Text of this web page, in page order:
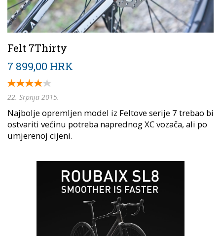
Felt 7Thirty
7 899,00 HRK
22. Srpnja 2015.
Najbolje opremljen model iz Feltove serije 7 trebao bi
ostvariti većinu potreba naprednog XC vozača, ali po
umjerenoj cijeni.